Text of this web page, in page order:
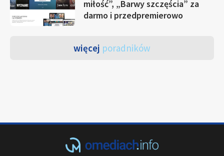
miłość”, „Barwy szczęścia” za
darmo i przedpremierowo
więcej poradników